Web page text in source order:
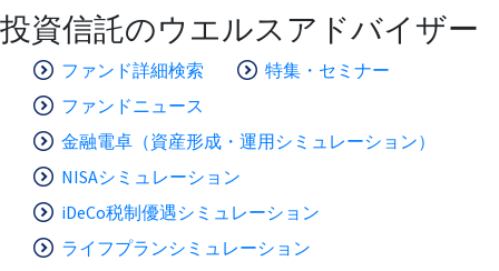
投資信託のウエルスアドバイザー
ファンド詳細検索
特集・セミナー
ファンドニュース
金融電卓（資産形成・運用シミュレーション）
NISAシミュレーション
iDeCo税制優遇シミュレーション
ライフプランシミュレーション